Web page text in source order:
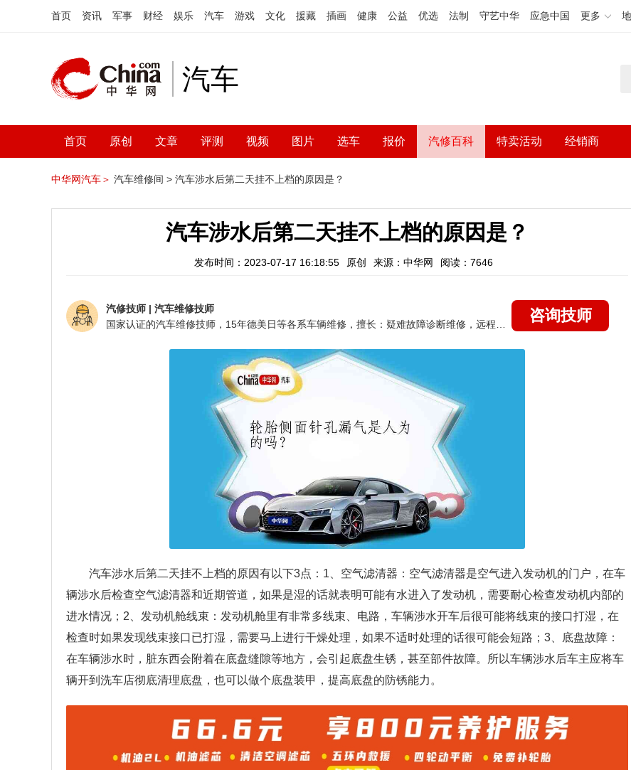
首页 资讯 军事 财经 娱乐 汽车 游戏 文化 援藏 插画 健康 公益 优选 法制 守艺中华 应急中国 更多
汽车
首页 原创 文章 评测 视频 图片 选车 报价 汽修百科 特卖活动 经销商
中华网汽车＞ 汽车维修间 > 汽车涉水后第二天挂不上档的原因是？
汽车涉水后第二天挂不上档的原因是？
发布时间：2023-07-17 16:18:55 原创 来源：中华网 阅读：7646
汽修技师 | 汽车维修技师
咨询技师
汽车涉水后第二天挂不上档的原因有以下3点：1、空气滤清器：空气滤清器是空气进入发动机的门户，在车
辆涉水后检查空气滤清器和近期管道，如果是湿的话就表明可能有水进入了发动机，需要耐心检查发动机内部的
进水情况；2、发动机舱线束：发动机舱里有非常多线束、电路，车辆涉水开车后很可能将线束的接口打湿，在
检查时如果发现线束接口已打湿，需要马上进行干燥处理，如果不适时处理的话很可能会短路；3、底盘故障：
在车辆涉水时，脏东西会附着在底盘缝隙等地方，会引起底盘生锈，甚至部件故障。所以车辆涉水后车主应将车
辆开到洗车店彻底清理底盘，也可以做个底盘装甲，提高底盘的防锈能力。